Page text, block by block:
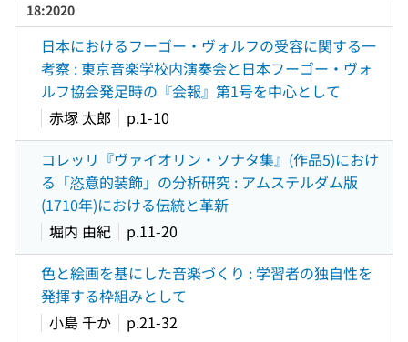
18:2020
日本におけるフーゴー・ヴォルフの受容に関する一
考察 : 東京音楽学校内演奏会と日本フーゴー・ヴォ
ルフ協会発足時の『会報』第1号を中心として
赤塚 太郎
p.1-10
コレッリ『ヴァイオリン・ソナタ集』(作品5)におけ
る「恣意的装飾」の分析研究 : アムステルダム版
(1710年)における伝統と革新
堀内 由紀
p.11-20
色と絵画を基にした音楽づくり : 学習者の独自性を
発揮する枠組みとして
小島 千か
p.21-32